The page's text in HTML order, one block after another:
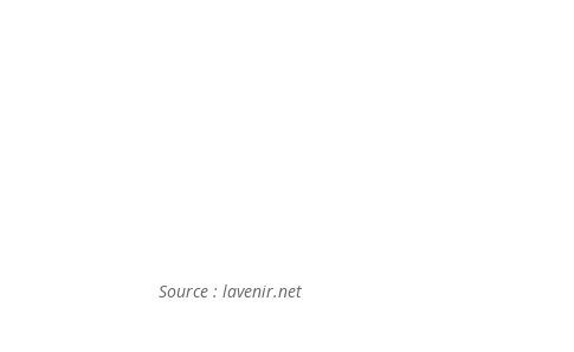
Source : lavenir.net